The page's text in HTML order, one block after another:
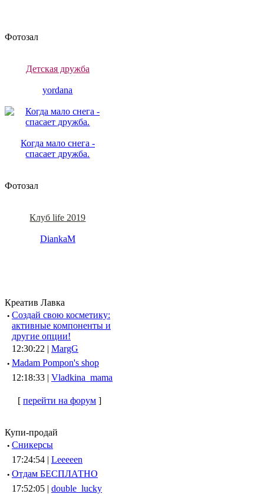
Фотозал
Детская дружба
yordana
Когда мало снега -
спасает дружба.
Фотозал
Клуб life 2019
DiankaM
Креатив Лавка
· Создай свою косметику:
активные компоненты и
другие опции!
12:30:22 | MargG
· Madam Pompon's shop
12:18:33 | Vladkina_mama
[ перейти на форум ]
Купи-продай
· Сникерсы
17:24:54 | Leeeeen
· Отдам БЕСПЛАТНО
17:52:05 | double_lucky